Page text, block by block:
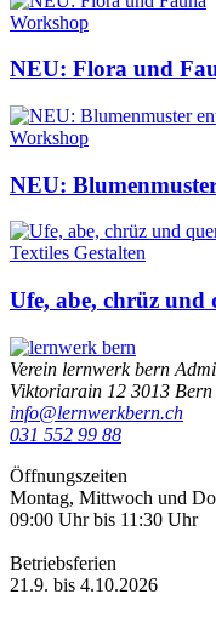
Workshop
NEU: Flora und
Workshop
NEU:
Textiles Gestalten
Ufe, abe, chrüz und
Verein lernwerk bern
Viktoriarain 12 3013 Bern
info@lernwerkbern.ch
031 552 99 88
Öffnungszeiten
Montag, Mittwoch und
09:00 Uhr bis 11:30 Uhr
Betriebsferien
21.9. bis 4.10.2026